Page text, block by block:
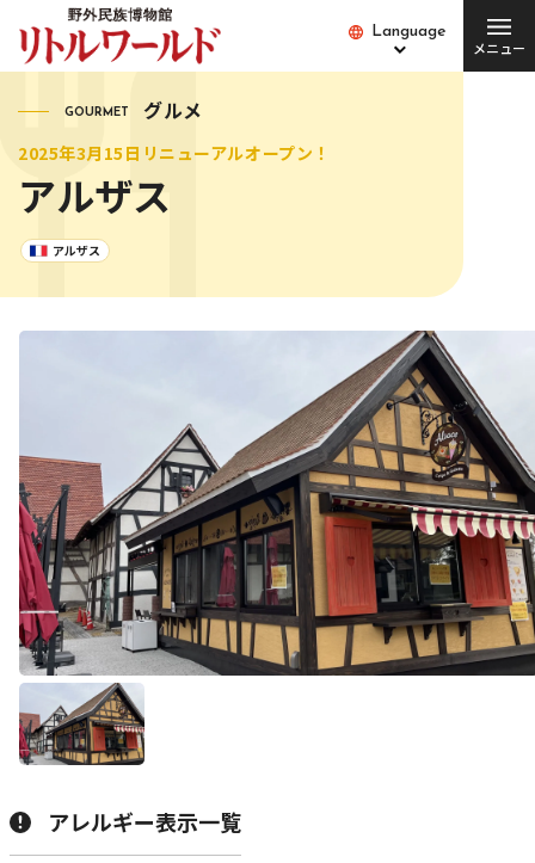
Language
メニュー
Language
開館時間･営業日
Q&A
展示
GOURMET グルメ
2025年3月15日リニューアルオープン！
アルザス
アルザス
アレルギー表示一覧